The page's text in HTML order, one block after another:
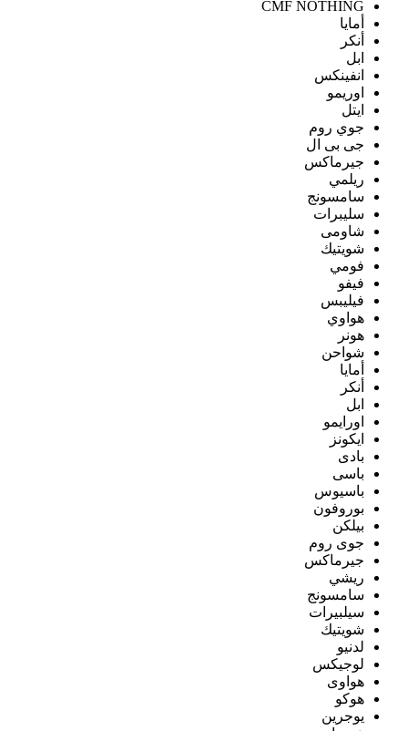
CMF NOTHING
أمايا
أنكر
ابل
انفينكس
اوريمو
ايتل
جوي روم
جى بى ال
جيرماكس
ريلمي
سامسونج
سليبرات
شاومى
شويتيك
فومي
فيفو
فيليبس
هواوي
هونر
شواحن
أمايا
أنكر
ابل
اورايمو
ايكونز
بادى
باسى
باسيوس
بوروفون
بيلكن
جوى روم
جيرماكس
ريشي
سامسونج
سيلبيرات
شويتيك
لدنيو
لوجيكس
هواوى
هوكو
يوجرين